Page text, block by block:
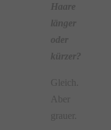
Haare
länger
oder
kürzer?
Gleich.
Aber
grauer.